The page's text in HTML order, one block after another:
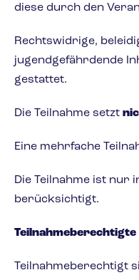
diese durch den
Rechtswidrige,
jugendgefährdende
gestattet.
Die Teilnahme setzt
Eine mehrfache
Die Teilnahme ist nur
berücksichtigt.
Teilnahmeberechtigte
Teilnahmeberechtigt